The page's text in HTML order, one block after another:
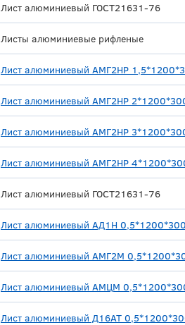
Лист алюминиевый ГОСТ21631-76
Листы алюминиевые рифленые
Лист алюминиевый АМГ2НР
Лист алюминиевый АМГ2НР
Лист алюминиевый АМГ2НР
Лист алюминиевый АМГ2НР
Лист алюминиевый ГОСТ21631-76
Лист алюминиевый АД1Н
Лист алюминиевый АМГ2М
Лист алюминиевый АМЦМ
Лист алюминиевый Д16АТ